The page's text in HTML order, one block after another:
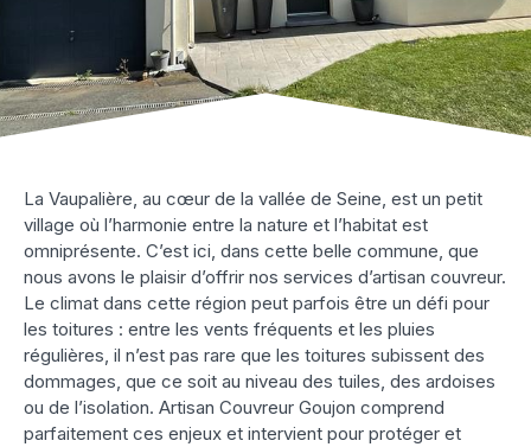
La Vaupalière, au cœur de la vallée de Seine, est un petit
village où l’harmonie entre la nature et l’habitat est
omniprésente. C’est ici, dans cette belle commune, que
nous avons le plaisir d’offrir nos services d’artisan couvreur.
Le climat dans cette région peut parfois être un défi pour
les toitures : entre les vents fréquents et les pluies
régulières, il n’est pas rare que les toitures subissent des
dommages, que ce soit au niveau des tuiles, des ardoises
ou de l’isolation. Artisan Couvreur Goujon comprend
parfaitement ces enjeux et intervient pour protéger et